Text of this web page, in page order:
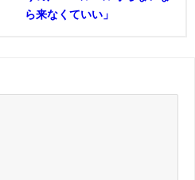
ら来なくていい」